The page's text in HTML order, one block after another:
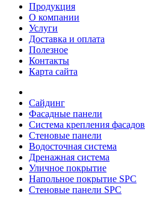
Продукция
О компании
Услуги
Доставка и оплата
Полезное
Контакты
Карта сайта
Сайдинг
Фасадные панели
Система крепления фасадов
Стеновые панели
Водосточная система
Дренажная система
Уличное покрытие
Напольное покрытие SPC
Стеновые панели SPC